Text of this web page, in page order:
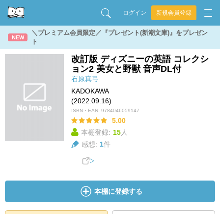
ログイン 新規会員登録
NEW
＼プレミアム会員限定／『プレゼント(新潮文庫)』をプレゼン
ト
改訂版 ディズニーの英語 コレクシ
ョン2 美女と野獣 音声DL付
石原真弓
KADOKAWA
(2022.09.16)
ISBN・EAN: 9784046059147
5.00
本棚登録: 15人
感想: 1件
本棚に登録する